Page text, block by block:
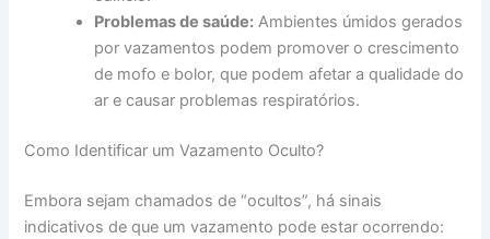
Problemas de saúde: Ambientes úmidos gerados
por vazamentos podem promover o crescimento
de mofo e bolor, que podem afetar a qualidade do
ar e causar problemas respiratórios.
Como Identificar um Vazamento Oculto?
Embora sejam chamados de “ocultos”, há sinais
indicativos de que um vazamento pode estar ocorrendo: